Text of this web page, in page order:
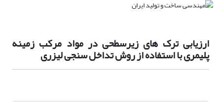
ارزیابی ترک های زیرسطحی در مواد مرکب زمینه
پلیمری با استفاده از روش تداخل سنجی لیزری